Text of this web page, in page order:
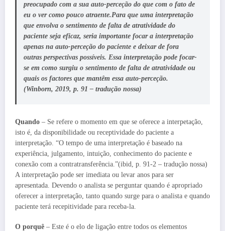
preocupado com a sua auto-perceção do que com o fato de
eu o ver como pouco atraente.Para que uma interpretação
que envolva o sentimento de falta de atratividade do
paciente seja eficaz, seria importante focar a interpretação
apenas na auto-perceção do paciente e deixar de fora
outras perspectivas possíveis. Essa interpretação pode focar-
se em como surgiu o sentimento de falta de atratividade ou
quais os factores que mantêm essa auto-perceção.
(Winborn, 2019, p. 91 – tradução nossa)
Quando – Se refere o momento em que se oferece a interpetação,
isto é, da disponibilidade ou receptividade do paciente a
interpretação. “O tempo de uma interpretação é baseado na
experiência, julgamento, intuição, conhecimento do paciente e
conexão com a contratransferência.”(ibid, p. 91-2 – tradução nossa)
A interpretação pode ser imediata ou levar anos para ser
apresentada. Devendo o analista se perguntar quando é apropriado
oferecer a interpretação, tanto quando surge para o analista e quando
paciente terá recepitividade para receba-la.
O porquê – Este é o elo de ligação entre todos os elementos